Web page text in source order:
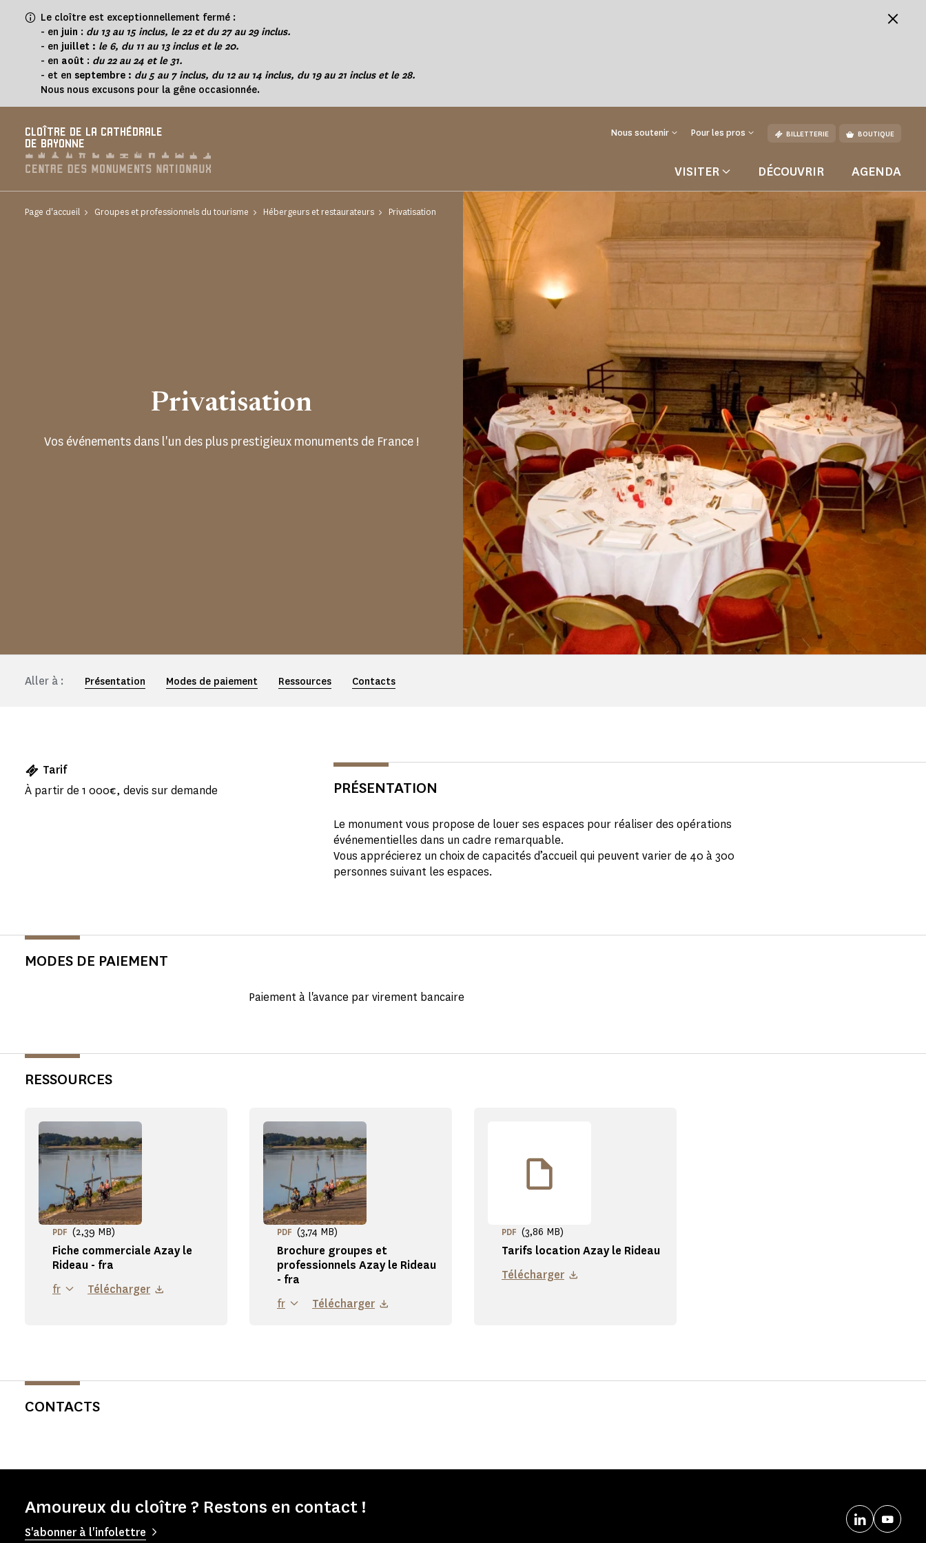
Le cloître est exceptionnellement fermé :
- en juin : du 13 au 15 inclus, le 22 et du 27 au 29 inclus.
- en juillet : le 6, du 11 au 13 inclus et le 20.
- en août : du 22 au 24 et le 31.
- et en septembre : du 5 au 7 inclus, du 12 au 14 inclus, du 19 au 21 inclus et le 28.
Nous nous excusons pour la gêne occasionnée.
CLOÎTRE DE LA CATHÉDRALE
DE BAYONNE
Nous soutenir Pour les pros BILLETTERIE BOUTIQUE
VISITER DÉCOUVRIR AGENDA
Page d'accueil Groupes et professionnels du tourisme Hébergeurs et restaurateurs Privatisation
Privatisation
Vos événements dans l'un des plus prestigieux monuments de France !
Aller à : Présentation Modes de paiement Ressources Contacts
Tarif
À partir de 1 000€, devis sur demande
PRÉSENTATION
Le monument vous propose de louer ses espaces pour réaliser des opérations
événementielles dans un cadre remarquable.
Vous apprécierez un choix de capacités d’accueil qui peuvent varier de 40 à 300
personnes suivant les espaces.
MODES DE PAIEMENT
Paiement à l'avance par virement bancaire
RESSOURCES
Fiche commerciale Azay le
Rideau - fra
PDF (2,39 MB)
fr Télécharger
Brochure groupes et
professionnels Azay le Rideau
- fra
PDF (3,74 MB)
fr Télécharger
Tarifs location Azay le Rideau
PDF (3,86 MB)
Télécharger
CONTACTS
Amoureux du cloître ? Restons en contact !
S'abonner à l'infolettre